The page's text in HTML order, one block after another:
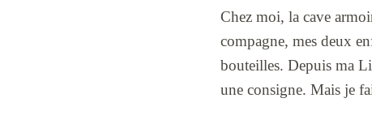
Chez moi, la cave
compagne, mes deux
bouteilles. Depuis ma
une consigne. Mais je